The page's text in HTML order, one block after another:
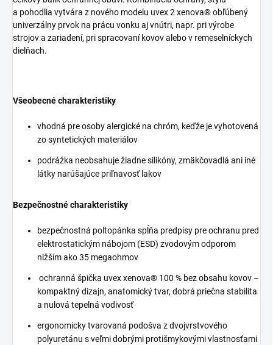
a pohodlia vytvára z nového modelu uvex 2 xenova® obľúbený
univerzálny prvok na prácu vonku aj vnútri, napr. pri výrobe
strojov a zariadení, pri spracovaní kovov alebo v remeselníckych
dielňach.
Všeobecné charakteristiky
vhodná pre osoby alergické na chróm, keďže je vyhotovená
zo syntetických materiálov
podrážka neobsahuje žiadne silikóny, zmäkčovadlá ani iné
látky narúšajúce priľnavosť lakov
Bezpečnostné charakteristiky
bezpečnostná poltopánka spĺňa predpisy pre ochranu pred
elektrostatickým nábojom (ESD) zvodovým odporom
nižším ako 35 megaohmov
ochranná špička uvex xenova® 100 % bez obsahu kovov –
kompaktný dizajn, anatomický tvar, dobrá priečna stabilita
a nulová tepelná vodivosť
ergonomicky tvarovaná podošva z dvojvrstvového
polyuretánu s veľmi dobrými protišmykovými vlastnosťami